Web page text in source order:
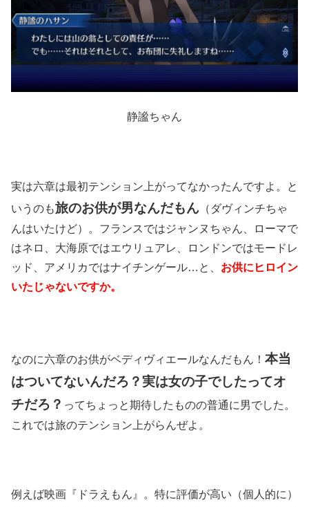
静謐ちゃん
実は六章は最初テンション上がってなかったんですよ。と
いうのも旅のお供が男なんだもん （ダヴィンチちゃ
んはいたけど）。フランスではジャンヌちゃん、ローマで
はネロ、大海原ではエウリュアレ、ロンドンではモードレ
ッド、アメリカではナイチンゲール…と、 お供にヒロイン
いたじゃないですか。
なのに六章のお供がベディヴィエールなんだもん！ 本当
はついてないんだろ？実は女の子でしたってオ
チだろ？ ってちょっと期待したものの普通に男でした。
これでは旅のテンション上がらんぜよ。
例えば映画『ドラえもん』。特に評価が高い（個人的に）